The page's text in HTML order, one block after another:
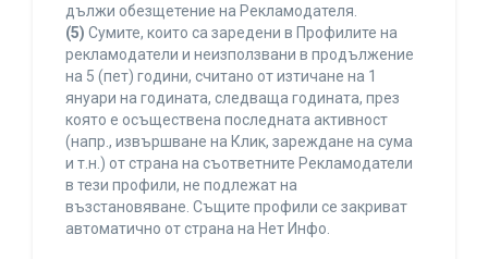
дължи обезщетение на Рекламодателя.
(5) Сумите, които са заредени в Профилите на
рекламодатели и неизползвани в продължение
на 5 (пет) години, считано от изтичане на 1
януари на годината, следваща годината, през
която е осъществена последната активност
(напр., извършване на Клик, зареждане на сума
и т.н.) от страна на съответните Рекламодатели
в тези профили, не подлежат на
възстановяване. Същите профили се закриват
автоматично от страна на Нет Инфо.